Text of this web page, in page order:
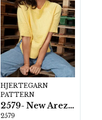
HJERTEGARN
PATTERN
2579- New Arezzo
2579